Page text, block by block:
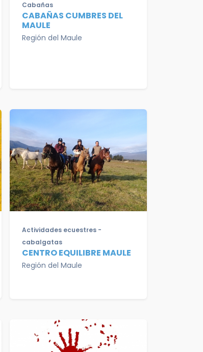
Cabañas
CABAÑAS CUMBRES DEL
MAULE
Región del Maule
Actividades ecuestres -
cabalgatas
CENTRO EQUILIBRE MAULE
Región del Maule